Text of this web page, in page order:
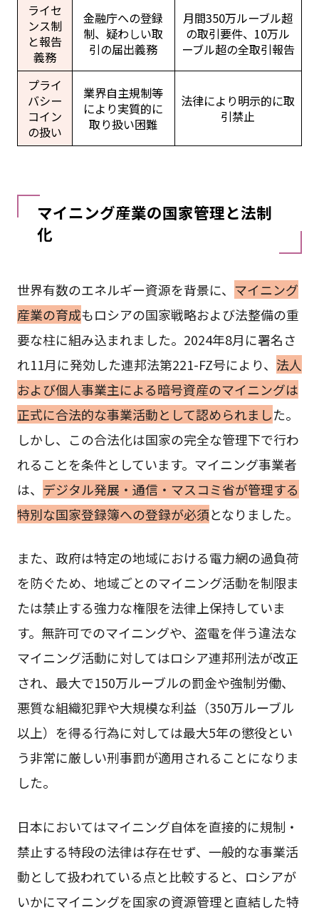
ライセ
ンス制
と報告
義務
金融庁への登録
制、疑わしい取
引の届出義務
月間350万ルーブル超
の取引要件、10万ル
ーブル超の全取引報告
プライ
バシー
コイン
の扱い
業界自主規制等
により実質的に
取り扱い困難
法律により明示的に取
引禁止
マイニング産業の国家管理と法制
化
世界有数のエネルギー資源を背景に、 マイニング
産業の育成もロシアの国家戦略および法整備の重
要な柱に組み込まれました。2024年8月に署名さ
れ11月に発効した連邦法第221-FZ号により、 法人
および個人事業主による暗号資産のマイニングは
正式に合法的な事業活動として認められました。
しかし、この合法化は国家の完全な管理下で行わ
れることを条件としています。マイニング事業者
は、 デジタル発展・通信・マスコミ省が管理する
特別な国家登録簿への登録が必須となりました。
また、政府は特定の地域における電力網の過負荷
を防ぐため、地域ごとのマイニング活動を制限ま
たは禁止する強力な権限を法律上保持していま
す。無許可でのマイニングや、盗電を伴う違法な
マイニング活動に対してはロシア連邦刑法が改正
され、最大で150万ルーブルの罰金や強制労働、
悪質な組織犯罪や大規模な利益（350万ルーブル
以上）を得る行為に対しては最大5年の懲役とい
う非常に厳しい刑事罰が適用されることになりま
した。
日本においてはマイニング自体を直接的に規制・
禁止する特段の法律は存在せず、一般的な事業活
動として扱われている点と比較すると、ロシアが
いかにマイニングを国家の資源管理と直結した特